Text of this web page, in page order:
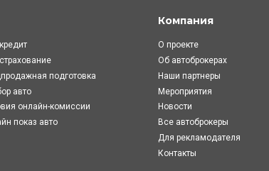
подготовка
авто
онлайн-комиcсии
показ авто
Компания
О проекте
Об автоброкерах
Наши партнеры
Мероприятия
Новости
Все автоброкеры
Для рекламодателя
Контакты